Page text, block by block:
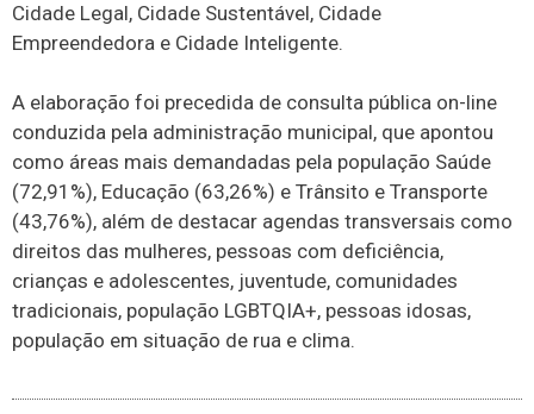
Cidade Legal, Cidade Sustentável, Cidade
Empreendedora e Cidade Inteligente.
A elaboração foi precedida de consulta pública on-line
conduzida pela administração municipal, que apontou
como áreas mais demandadas pela população Saúde
(72,91%), Educação (63,26%) e Trânsito e Transporte
(43,76%), além de destacar agendas transversais como
direitos das mulheres, pessoas com deficiência,
crianças e adolescentes, juventude, comunidades
tradicionais, população LGBTQIA+, pessoas idosas,
população em situação de rua e clima.